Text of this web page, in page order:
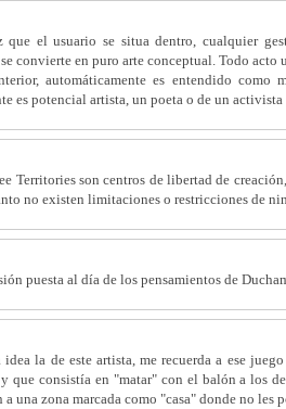
que el usuario se situa dentro, cualquier
convierte en puro arte conceptual. Todo acto
automáticamente es entendido como
es potencial artista, un poeta o de un
Territories son centros de libertad de
no existen limitaciones o restricciones de
puesta al día de los pensamientos de
idea la de este artista, me recuerda a ese
que consistía en "matar" con el balón a los
a una zona marcada como "casa" donde no les